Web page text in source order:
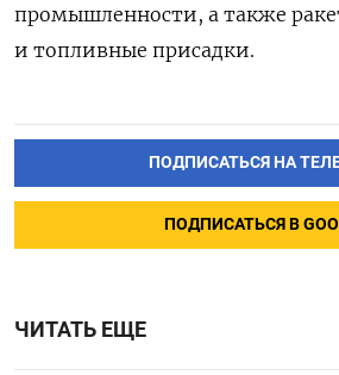
промышленности, а также
и топливные присадки.
ПОДПИСАТЬСЯ НА
ПОДПИСАТЬСЯ В
ЧИТАТЬ ЕЩЕ